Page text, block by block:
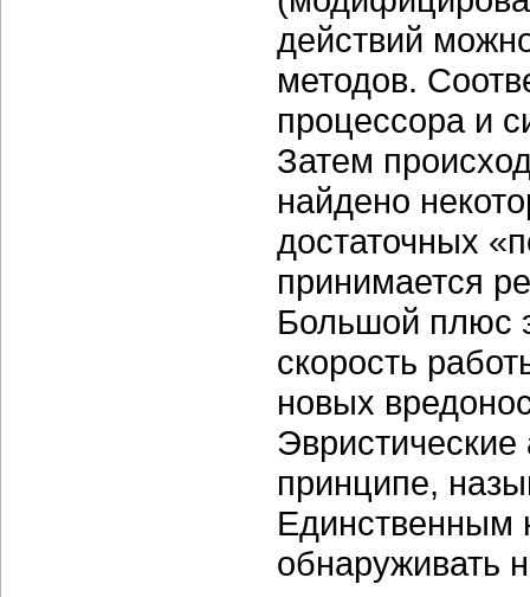
действий
методов.
процессора и
Затем
найдено
достаточных
принимается
Большой плюс
скорость
новых
принципе,
Единственным
обнаруживать